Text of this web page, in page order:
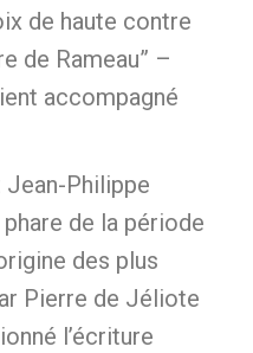
de haute contre
de Rameau” –
accompagné
Jean-Philippe
de la période
des plus
Pierre de Jéliote
l’écriture